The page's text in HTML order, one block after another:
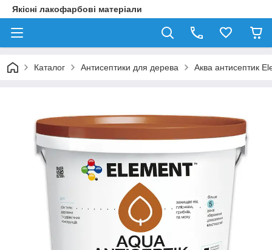
Якісні лакофарбові матеріали
Каталог Антисептики для дерева Аква антисептик